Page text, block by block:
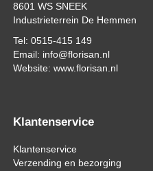
8601 WS SNEEK
Industrieterrein De Hemmen
Tel: 0515-415 149
Email: info@florisan.nl
Website: www.florisan.nl
Klantenservice
Klantenservice
Verzending en bezorging